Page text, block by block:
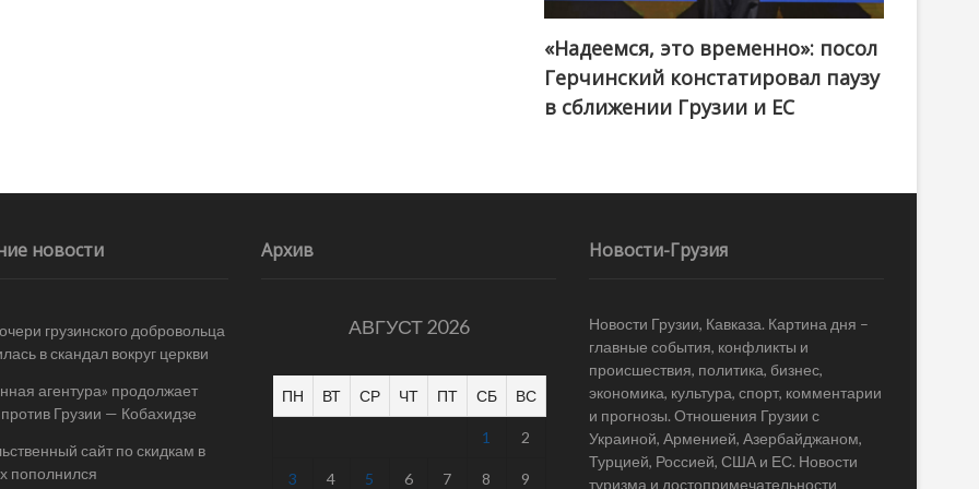
«Надеемся, это временно»: посол
Герчинский констатировал паузу
в сближении Грузии и ЕС
новости
грузинского добровольца
в скандал вокруг церкви
агентура» продолжает
Грузии — Кобахидзе
сайт по скидкам в
пополнился
Архив
АВГУСТ 2026
ПН ВТ СР ЧТ ПТ СБ ВС
1 2
3 4 5 6 7 8 9
Новости-Грузия
Новости Грузии, Кавказа. Картина дня –
главные события, конфликты и
происшествия, политика, бизнес,
экономика, культура, спорт, комментарии
и прогнозы. Отношения Грузии с
Украиной, Арменией, Азербайджаном,
Турцией, Россией, США и ЕС. Новости
туризма и достопримечательности